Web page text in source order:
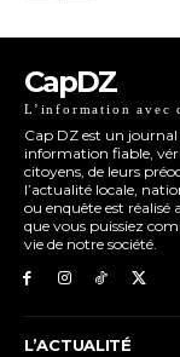
CapDZ
L’information avec
Cap DZ est un
information fiable,
citoyens, de leurs
l’actualité locale,
ou enquête est
que vous puissiez
vie de notre société.
L’ACTUALITÉ